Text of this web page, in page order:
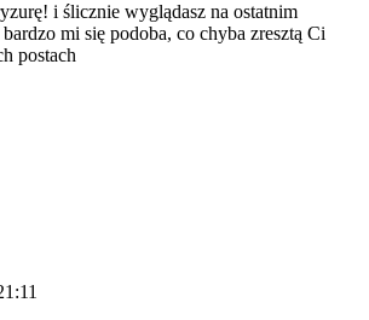
i ślicznie wyglądasz na ostatnim
mi się podoba, co chyba zresztą Ci
postach